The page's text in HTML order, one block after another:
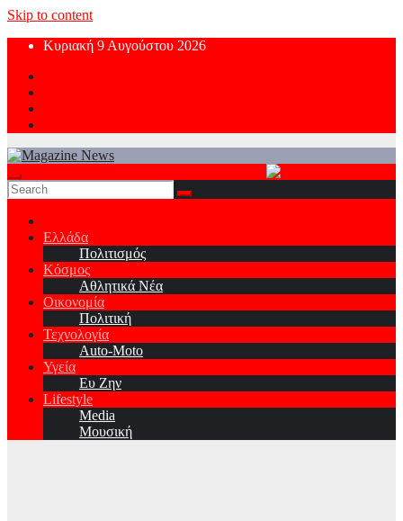
Skip to content
Κυριακή 9 Αυγούστου 2026
Ελλάδα
Πολιτισμός
Κόσμος
Αθλητικά Νέα
Οικονομία
Πολιτική
Τεχνολογία
Auto-Moto
Υγεία
Ευ Ζην
Lifestyle
Media
Μουσική